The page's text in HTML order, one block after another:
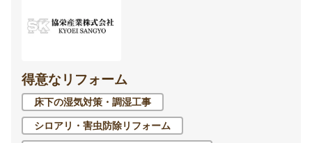
得意なリフォーム
床下の湿気対策・調湿工事
シロアリ・害虫防除リフォーム